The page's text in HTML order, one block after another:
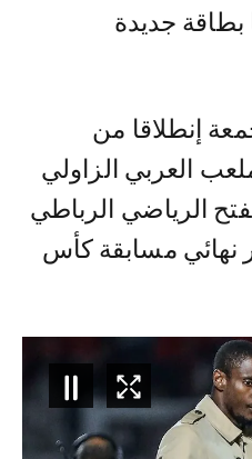
بطاقة جديدة
إنطلاقا من
العربي الزاولي
الرياضي الرباطي
مسابقة كأس